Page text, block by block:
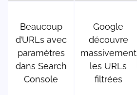
Beaucoup
d’URLs avec
paramètres
dans Search
Console
Google
découvre
massivement
les URLs
filtrées